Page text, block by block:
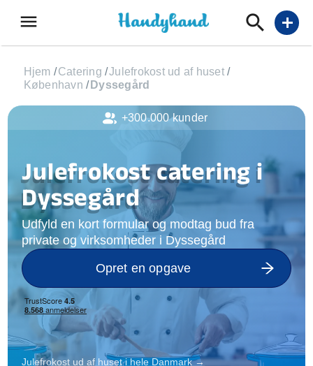
menu add
Hjem /Catering /Julefrokost ud af huset /
København / Dyssegård
Julefrokost catering i
Dyssegård
Udfyld en kort formular og modtag bud fra
private og virksomheder i Dyssegård
Opret en opgave
Julefrokost ud af huset i hele Danmark →
+300.000 kunder